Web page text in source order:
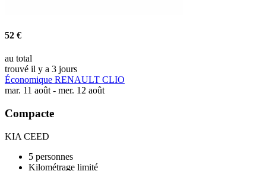
52 €
au total
trouvé il y a 3 jours
Économique RENAULT CLIO
mar. 11 août - mer. 12 août
Compacte
KIA CEED
5 personnes
Kilométrage limité